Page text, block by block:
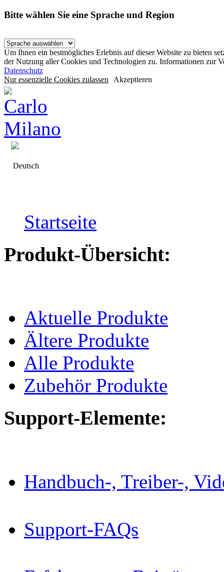
Bitte wählen Sie eine Sprache und Region
Um Ihnen ein bestmögliches Erlebnis auf dieser Website zu bieten
der Nutzung aller Cookies und Technologien zu. Informationen zur
Datenschutz
Nur essenzielle Cookies zulassen Akzeptieren
Deutsch
Startseite
Produkt-Übersicht:
Aktuelle Produkte
Ältere Produkte
Alle Produkte
Zubehör Produkte
Support-Elemente:
Handbuch-, Treiber-,
Support-FAQs